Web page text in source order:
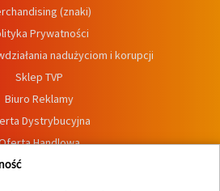
(znaki)
Prywatności
nadużyciom i korupcji
Sklep TVP
Biuro Reklamy
Dystrybucyjna
Handlowa
Dostępność